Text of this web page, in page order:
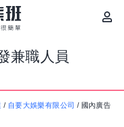
兼職人員
/ 自要大娛樂有限公司 / 國內廣告